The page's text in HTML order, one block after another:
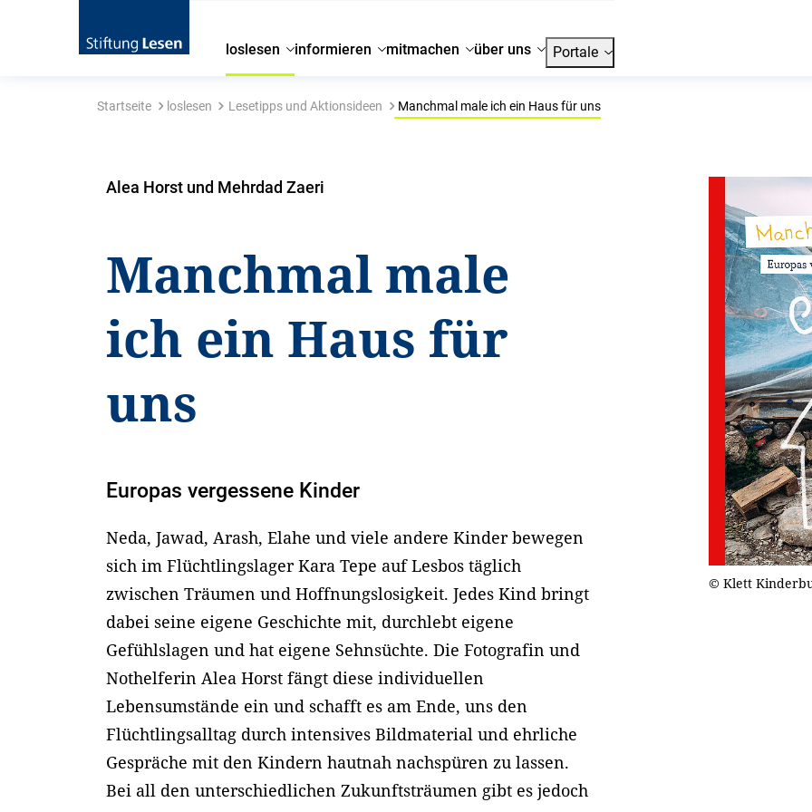
loslesen informieren mitmachen über uns Portale
Startseite loslesen Lesetipps und Aktionsideen Manchmal male ich ein Haus für uns
Alea Horst und Mehrdad Zaeri
Manchmal male
ich ein Haus für
uns
Europas vergessene Kinder
Neda, Jawad, Arash, Elahe und viele andere Kinder bewegen
sich im Flüchtlingslager Kara Tepe auf Lesbos täglich
zwischen Träumen und Hoffnungslosigkeit. Jedes Kind bringt
dabei seine eigene Geschichte mit, durchlebt eigene
Gefühlslagen und hat eigene Sehnsüchte. Die Fotografin und
Nothelferin Alea Horst fängt diese individuellen
Lebensumstände ein und schafft es am Ende, uns den
Flüchtlingsalltag durch intensives Bildmaterial und ehrliche
Gespräche mit den Kindern hautnah nachspüren zu lassen.
Bei all den unterschiedlichen Zukunftsträumen gibt es jedoch
© Klett